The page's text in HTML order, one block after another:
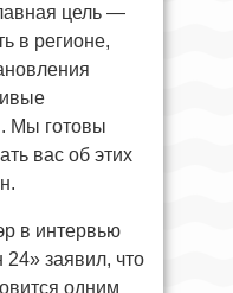
цель —
в регионе,
Мы готовы
вас об этих
в интервью
24» заявил, что
одним